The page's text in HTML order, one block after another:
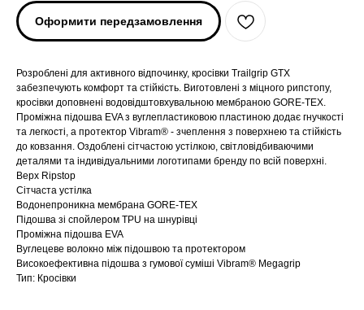
Оформити передзамовлення
Розроблені для активного відпочинку, кросівки Trailgrip GTX
забезпечують комфорт та стійкість. Виготовлені з міцного рипстопу,
кросівки доповнені водовідштовхувальною мембраною GORE-TEX.
Проміжна підошва EVA з вуглепластиковою пластиною додає гнучкості
та легкості, а протектор Vibram® - зчеплення з поверхнею та стійкість
до ковзання. Оздоблені сітчастою устілкою, світловідбиваючими
деталями та індивідуальними логотипами бренду по всій поверхні.
Верх Ripstop
Сітчаста устілка
Водонепроникна мембрана GORE-TEX
Підошва зі спойлером TPU на шнурівці
Проміжна підошва EVA
Вуглецеве волокно між підошвою та протектором
Високоефективна підошва з гумової суміші Vibram® Megagrip
Тип: Кросівки
AND WANDER
AND WANDER
ARC'TERYX
ARC'TERYX